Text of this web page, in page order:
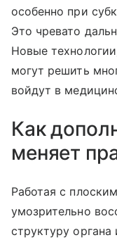
особенно при
Это чревато
Новые
могут решить
войдут в
Как
меняет
Работая с
умозрительно
структуру